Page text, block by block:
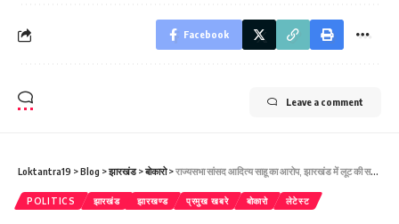
Facebook
Leave a comment
Loktantra19 >Blog >झारखंड>बोकारो>राज्यसभा सांसद आदित्य साहू का आरोप, झारखंड में लूट की सरकार वाली है हेमंत सोरेन की सरकार
POLITICS झारखंड झारखण्ड प्रमुख खबरे बोकारो लेटेस्ट